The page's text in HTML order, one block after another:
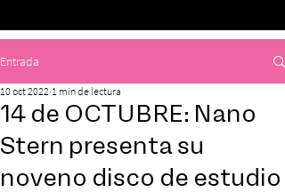
Entrada
14 de OCTUBRE: Nano
Stern presenta su
noveno disco de estudio
10 oct 2022 1 min de lectura